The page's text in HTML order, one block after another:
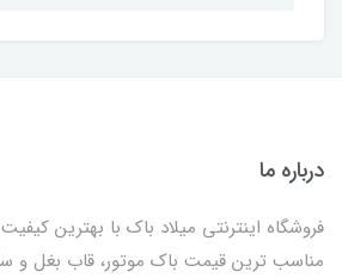
درباره ما
فروشگاه اینترنتی میلاد باک با بهترین
مناسب ترین قیمت باک موتور، قاب بغل و